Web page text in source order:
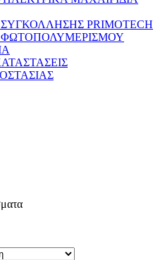
PRIMOTECH